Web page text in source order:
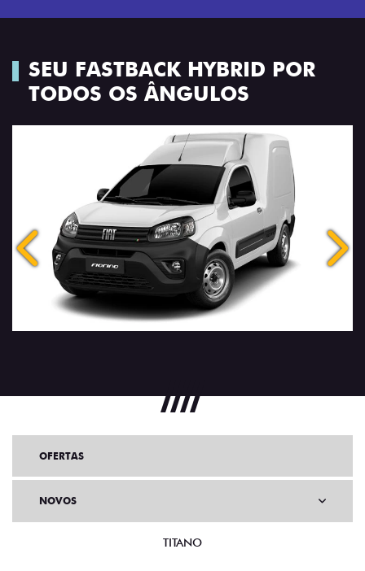
SEU FASTBACK HYBRID POR
TODOS OS ÂNGULOS
Anterior
OFERTAS
NOVOS
TITANO